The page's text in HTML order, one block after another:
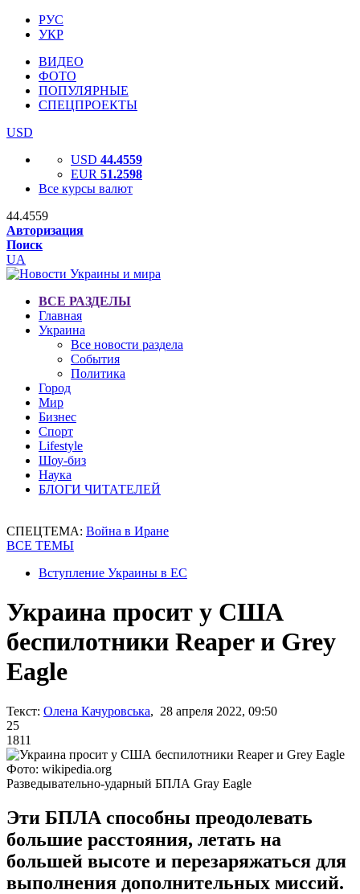
РУС
УКР
ВИДЕО
ФОТО
ПОПУЛЯРНЫЕ
СПЕЦПРОЕКТЫ
USD
USD 44.4559
EUR 51.2598
Все курсы валют
44.4559
Авторизация
Поиск
UA
ВСЕ РАЗДЕЛЫ
Главная
Украина
Все новости раздела
События
Политика
Город
Мир
Бизнес
Спорт
Lifestyle
Шоу-биз
Наука
БЛОГИ ЧИТАТЕЛЕЙ
СПЕЦТЕМА: Война в Иране
ВСЕ ТЕМЫ
Вступление Украины в ЕС
Украина просит у США
беспилотники Reaper и Grey
Eagle
Текст: Олена Качуровська, 28 апреля 2022, 09:50
25
1811
Фото: wikipedia.org
Разведывательно-ударный БПЛА Gray Eagle
Эти БПЛА способны преодолевать
большие расстояния, летать на
большей высоте и перезаряжаться для
выполнения дополнительных миссий.